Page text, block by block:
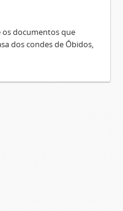
documentos que
dos condes de Óbidos,